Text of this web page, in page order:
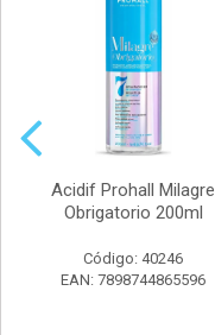
Acidif Prohall Milagre
Obrigatorio 200ml
Código: 40246
EAN: 7898744865596